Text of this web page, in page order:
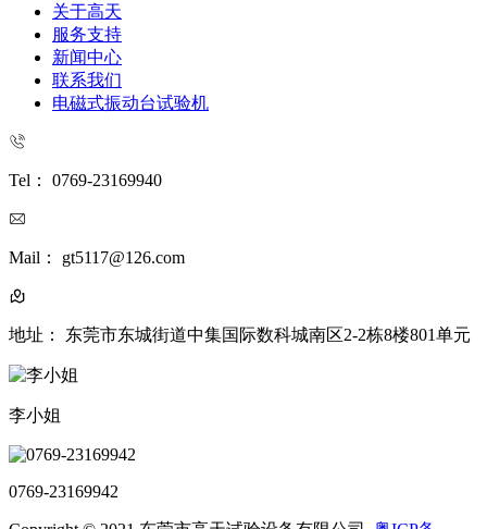
关于高天
服务支持
新闻中心
联系我们
电磁式振动台试验机
Tel： 0769-23169940
Mail： gt5117@126.com
地址： 东莞市东城街道中集国际数科城南区2-2栋8楼801单元
李小姐
0769-23169942